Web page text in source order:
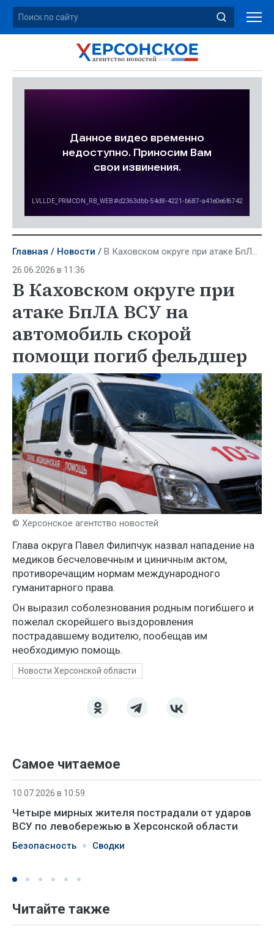
Главная Новости В Каховском округе при атаке БпЛА ВСУ на автомобиль скорой помощи погиб фельдшер
26.06.2026 в 11:36
В Каховском округе при
атаке БпЛА ВСУ на
автомобиль скорой
помощи погиб фельдшер
© Херсонское агентство новостей
Глава округа Павел Филипчук назвал нападение на
медиков бесчеловечным и циничным актом,
противоречащим нормам международного
гуманитарного права.
Он выразил соболезнования родным погибшего и
пожелал скорейшего выздоровления
пострадавшему водителю, пообещав им
необходимую помощь.
Новости Херсонской области
Самое читаемое
10.07.2026 в 10:59
Четыре мирных жителя пострадали от ударов
ВСУ по левобережью в Херсонской области
Безопасность Сводки
Читайте также